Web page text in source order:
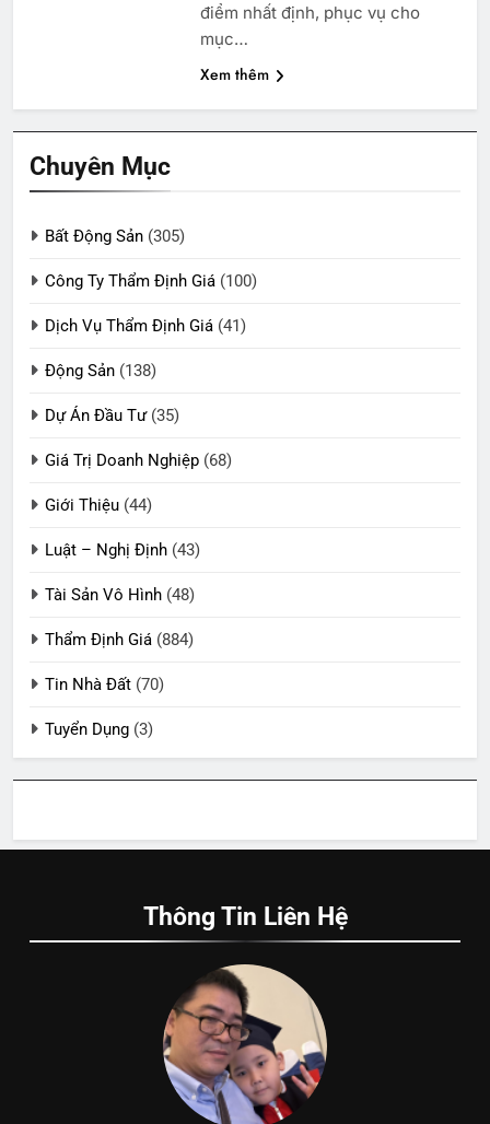
điểm nhất định, phục vụ cho
mục…
Xem thêm
Chuyên Mục
Bất Động Sản (305)
Công Ty Thẩm Định Giá (100)
Dịch Vụ Thẩm Định Giá (41)
Động Sản (138)
Dự Án Đầu Tư(35)
Giá Trị Doanh Nghiệp (68)
Giới Thiệu (44)
Luật – Nghị Định (43)
Tài Sản Vô Hình (48)
Thẩm Định Giá (884)
Tin Nhà Đất (70)
Tuyển Dụng (3)
Thông Tin Liên Hệ